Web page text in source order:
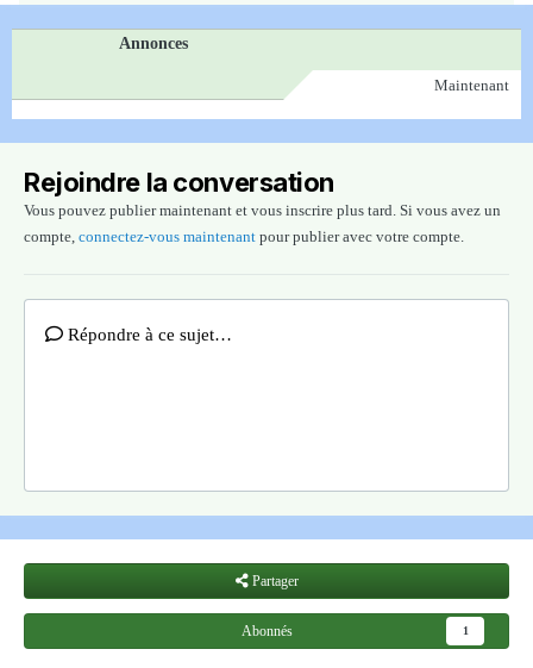
Annonces
Maintenant
Rejoindre la conversation
Vous pouvez publier maintenant et vous inscrire plus tard. Si vous avez un
compte, connectez-vous maintenant pour publier avec votre compte.
Répondre à ce sujet…
Partager
Abonnés 1